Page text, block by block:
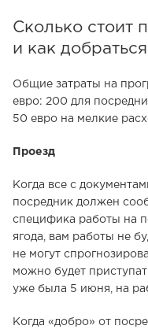
Сколько стоит
и как
Общие затраты на
евро: 200 для
50 евро на мелкие
Проезд
Когда все с
посредник должен
специфика работы на
ягода, вам работы не
не могут
можно будет
уже была 5 июня, на
Когда «добро» от